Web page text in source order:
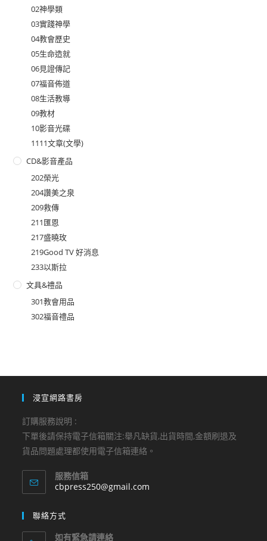
02神學類
03實踐神學
04教會歷史
05生命造就
06見證傳記
07福音佈道
08生活教導
09教材
10影音光碟
1111文章(文學)
CD&影音產品
202榮光
204讚美之泉
209救傳
211匯恩
217盛曉玫
219Good TV 好消息
233以斯拉
文具&禮品
301教會用品
302福音禮品
浸宣網路書房
訂購服務說明 :
下單後請保持電子信箱關注:舉凡缺貨,出貨時間,金額刷退及
貨品問題處理都使用電子信箱連絡。
服務信箱
cbpress250@gmail.com
聯絡方式
如有緊急請連絡